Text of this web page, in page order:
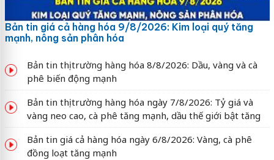
Bản tin giá cả hàng hóa 9/8/2026: Kim loại quý tăng
mạnh, nông sản phân hóa
Bản tin thị trường hàng hóa 8/8/2026: Dầu, vàng và cà
phê biến động mạnh
Bản tin thị trường hàng hóa ngày 7/8/2026: Tỷ giá và
vàng neo cao, cà phê tăng mạnh, dầu thế giới bật tăng
Bản tin giá cả hàng hóa ngày 6/8/2026: Vàng, cà phê
đồng loạt tăng mạnh